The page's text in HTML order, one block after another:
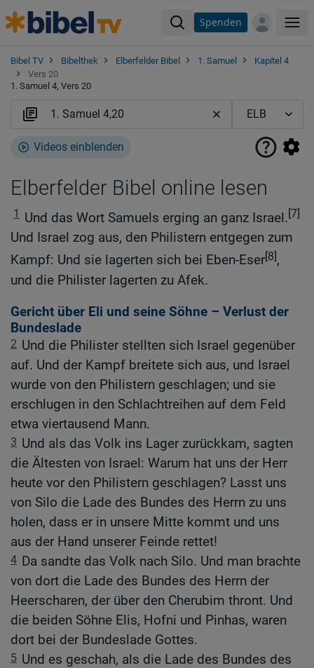
Spenden
Bibel TV Bibelthek Elberfelder Bibel 1. Samuel
Kapitel 4
Vers 20
1. Samuel 4, Vers 20
Videos einblenden
Elberfelder Bibel online lesen
1 Und das Wort Samuels erging an ganz Israel.[7]
Und Israel zog aus, den Philistern entgegen zum
Kampf: Und sie lagerten sich bei Eben-Eser[8],
und die Philister lagerten zu Afek.
Gericht über Eli und seine Söhne – Verlust der
Bundeslade
2 Und die Philister stellten sich Israel gegenüber
auf. Und der Kampf breitete sich aus, und Israel
wurde von den Philistern geschlagen; und sie
erschlugen in den Schlachtreihen auf dem Feld
etwa viertausend Mann.
3 Und als das Volk ins Lager zurückkam, sagten
die Ältesten von Israel: Warum hat uns der Herr
heute vor den Philistern geschlagen? Lasst uns
von Silo die Lade des Bundes des Herrn zu uns
holen, dass er in unsere Mitte kommt und uns
aus der Hand unserer Feinde rettet!
4 Da sandte das Volk nach Silo. Und man brachte
von dort die Lade des Bundes des Herrn der
Heerscharen, der über den Cherubim thront. Und
die beiden Söhne Elis, Hofni und Pinhas, waren
dort bei der Bundeslade Gottes.
5 Und es geschah, als die Lade des Bundes des